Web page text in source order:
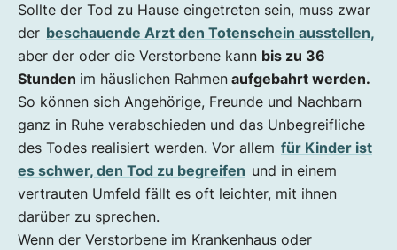
Sollte der Tod zu Hause eingetreten sein, muss zwar
der beschauende Arzt den Totenschein ausstellen,
aber der oder die Verstorbene kann bis zu 36
Stunden im häuslichen Rahmen aufgebahrt werden.
So können sich Angehörige, Freunde und Nachbarn
ganz in Ruhe verabschieden und das Unbegreifliche
des Todes realisiert werden. Vor allem für Kinder ist
es schwer, den Tod zu begreifen und in einem
vertrauten Umfeld fällt es oft leichter, mit ihnen
darüber zu sprechen.
Wenn der Verstorbene im Krankenhaus oder